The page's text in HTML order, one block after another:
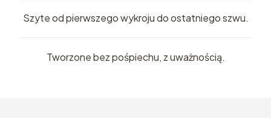
Szyte od pierwszego wykroju do ostatniego szwu.
Tworzone bez pośpiechu, z uważnością.